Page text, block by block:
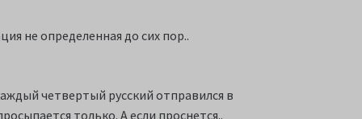
не определенная до сих пор..
четвертый русский отправился в
только. А если проснется..